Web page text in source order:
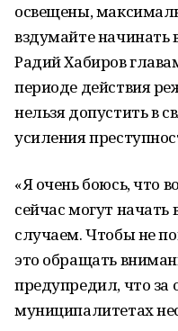
освещены,
вздумайте начинать
Радий Хабиров
периоде действия
нельзя допустить в
усиления
«Я очень боюсь, что
сейчас могут начать
случаем. Чтобы не
это обращать
предупредил, что за
муниципалитетах